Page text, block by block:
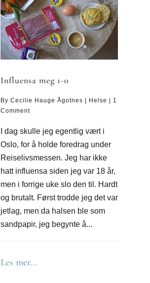
Influensa meg 1-0
By Cecilie Hauge Ågotnes Helse
1
Comment
I dag skulle jeg egentlig vært i
Oslo, for å holde foredrag under
Reiselivsmessen. Jeg har ikke
hatt influensa siden jeg var 18 år,
men i forrige uke slo den til. Hardt
og brutalt. Først trodde jeg det var
jetlag, men da halsen ble som
sandpapir, jeg begynte å...
Les mer...